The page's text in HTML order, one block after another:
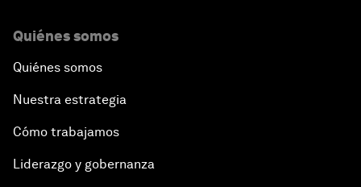
Quiénes somos
Quiénes somos
Nuestra estrategia
Cómo trabajamos
Liderazgo y gobernanza